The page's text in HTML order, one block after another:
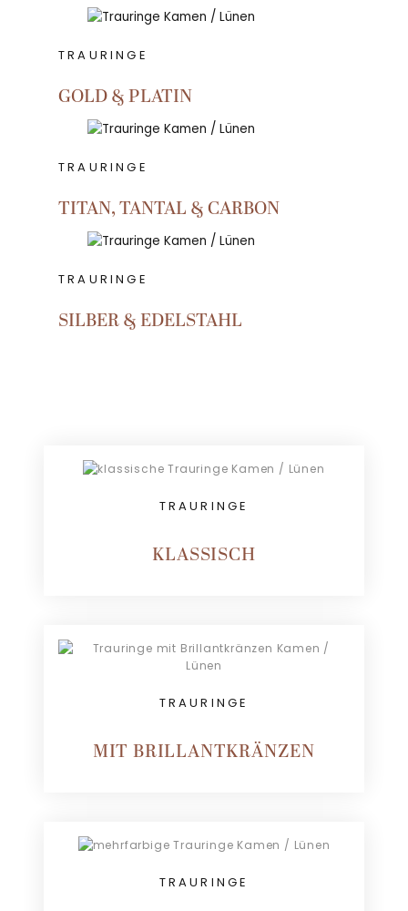
TRAURINGE
GOLD & PLATIN
TRAURINGE
TITAN, TANTAL & CARBON
TRAURINGE
SILBER & EDELSTAHL
TRAURINGE
KLASSISCH
TRAURINGE
MIT BRILLANTKRÄNZEN
TRAURINGE